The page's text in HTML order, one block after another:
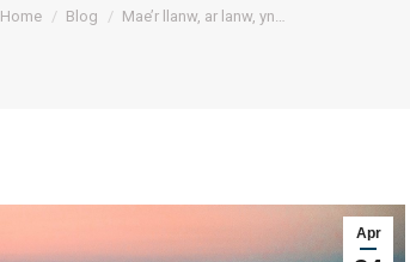
You are here:
Home Blog Mae’r llanw, ar lanw, yn…
Apr